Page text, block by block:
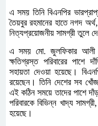
এ সময় তিনি বিএনপির
তৈয়বুর রহমানের হাতে নগদ
নিত্যপ্রয়োজনীয় সামগ্রী তুলে
এ সময় মো. জুলফিকার আলী
ক্ষতিগ্রস্ত পরিবারের পাশে
সহায়তা দেওয়া হয়েছে।
রয়েছেন। তিনি দেশের সব
এই কঠিন সময়ে তাদের পাশে
পরিবারকে বিভিন্ন খাদ্য
হয়েছে।